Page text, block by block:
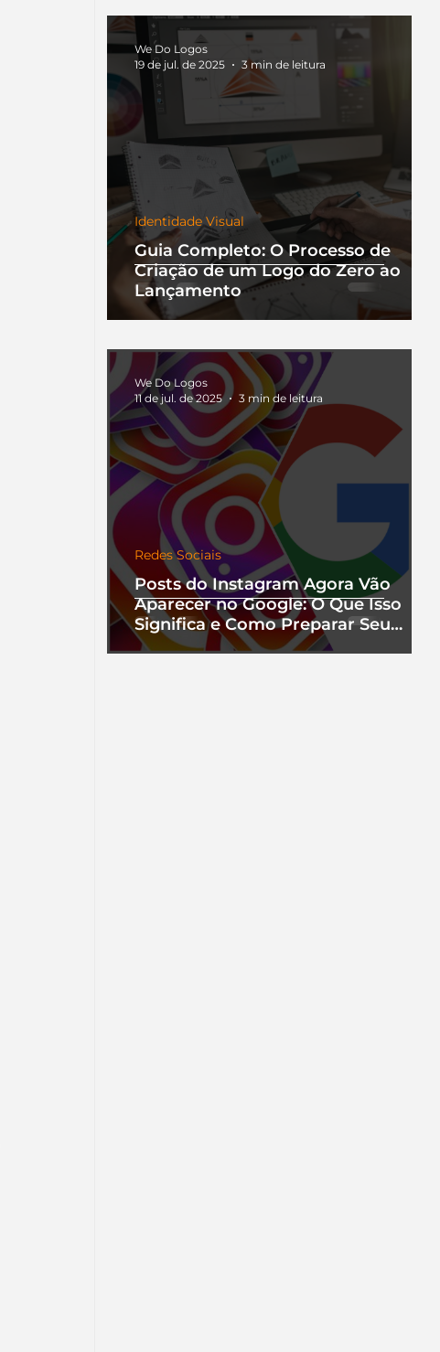
Guia Completo: O Processo de
Criação de um Logo do Zero ao
Lançamento
Identidade Visual
We Do Logos
19 de jul. de 2025
3 min de leitura
Posts do Instagram Agora Vão
Aparecer no Google: O Que Isso
Significa e Como Preparar Seu
Perfil
Redes Sociais
We Do Logos
11 de jul. de 2025
3 min de leitura